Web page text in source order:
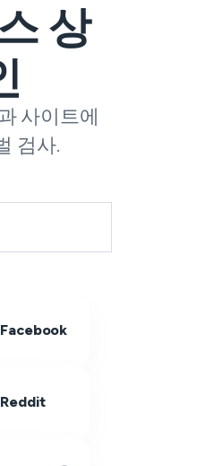
상
사이트에
검사.
Facebook
Reddit